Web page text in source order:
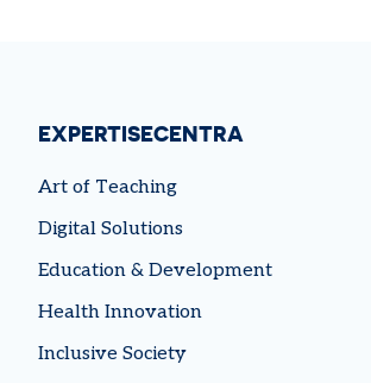
EXPERTISECENTRA
Art of Teaching
Digital Solutions
Education & Development
Health Innovation
Inclusive Society